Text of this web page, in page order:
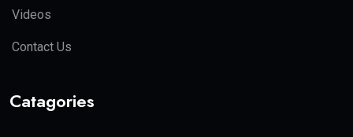
Videos
Contact Us
Catagories